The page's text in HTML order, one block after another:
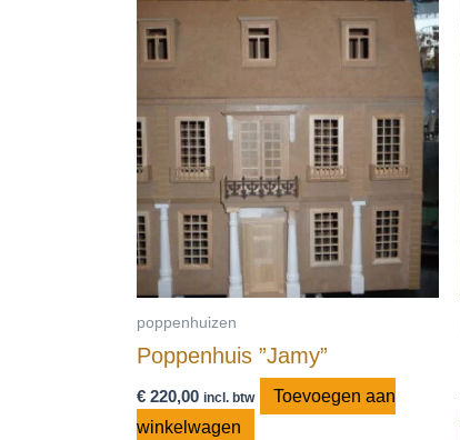
poppenhuizen
Poppenhuis ”Jamy”
€ 220,00 incl. btw
Toevoegen aan
winkelwagen